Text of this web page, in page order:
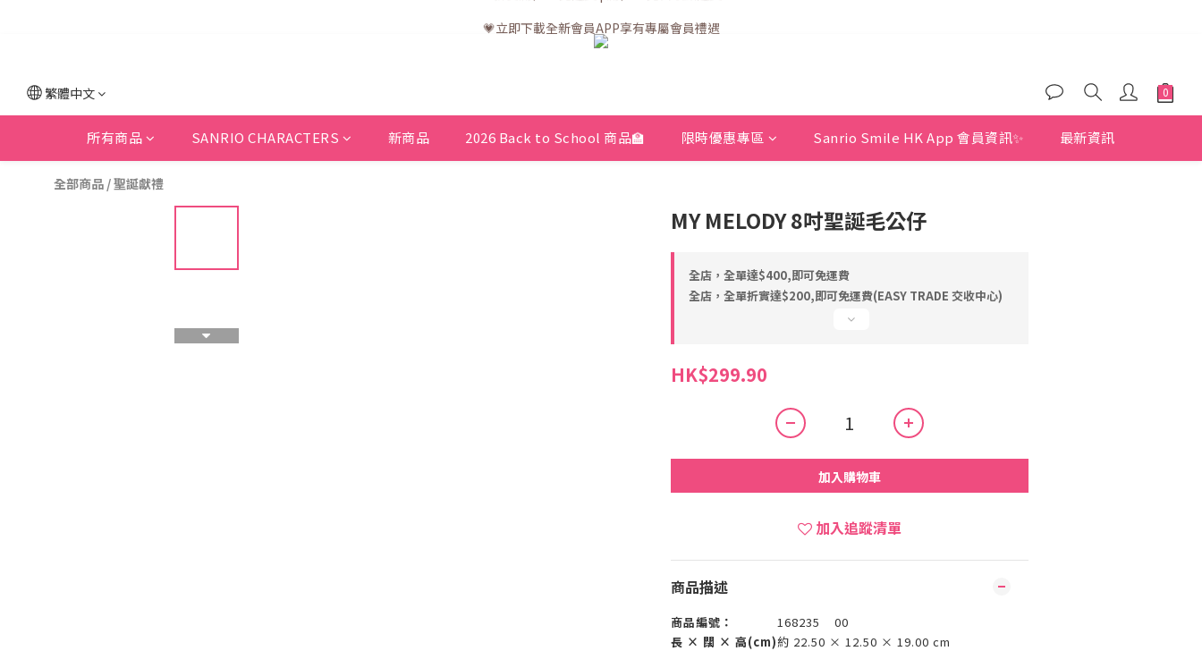
💗立即下載全新會員APP享有專屬會員禮遇
💗訂單一般送貨時間為3至5個工作天 (星期六、日及公眾假期並非工作天)
繁體中文
所有商品 SANRIO CHARACTERS 新商品 2026 Back to School 商品🏫 限時優惠專區 Sanrio Smile HK App 會員資訊✨ 最新資訊
全部商品 /聖誕獻禮
MY MELODY 8吋聖誕毛公仔
全店，全單達$400,即可免運費
全店，全單折實達$200,即可免運費(EASY TRADE 交收中心)
HK$299.90
加入購物車
加入追蹤清單
商品描述
商品編號：
168235 00
長 × 闊 × 高(cm)約 22.50 × 12.50 × 19.00 cm